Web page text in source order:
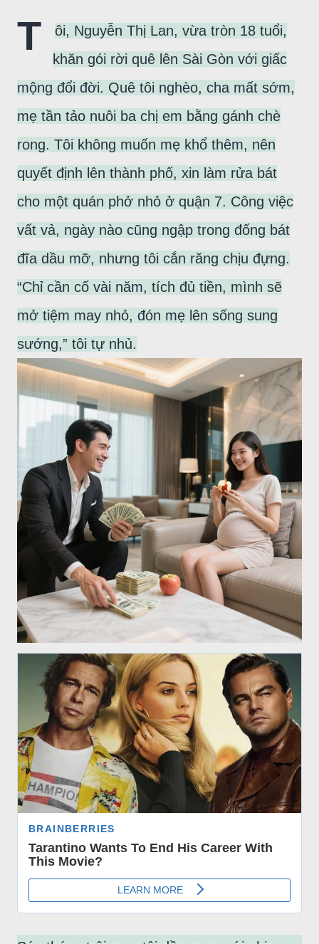
T
ôi, Nguyễn Thị Lan, vừa tròn 18 tuổi,
khăn gói rời quê lên Sài Gòn với giấc
mộng đổi đời. Quê tôi nghèo, cha mất sớm,
mẹ tần tảo nuôi ba chị em bằng gánh chè
rong. Tôi không muốn mẹ khổ thêm, nên
quyết định lên thành phố, xin làm rửa bát
cho một quán phở nhỏ ở quận 7. Công việc
vất vả, ngày nào cũng ngập trong đống bát
đĩa dầu mỡ, nhưng tôi cắn răng chịu đựng.
“Chỉ cần cố vài năm, tích đủ tiền, mình sẽ
mở tiệm may nhỏ, đón mẹ lên sống sung
sướng,” tôi tự nhủ.